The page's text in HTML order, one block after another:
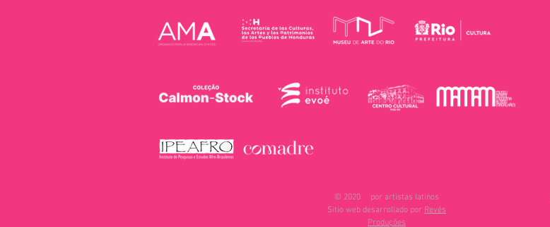
© 2020
por artistas latinos
Sitio web desarrollado por Revés
Produções